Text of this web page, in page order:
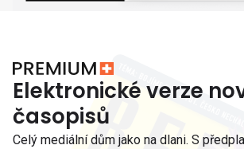
Elektronické verze
časopisů
Celý mediální dům jako na dlani. S